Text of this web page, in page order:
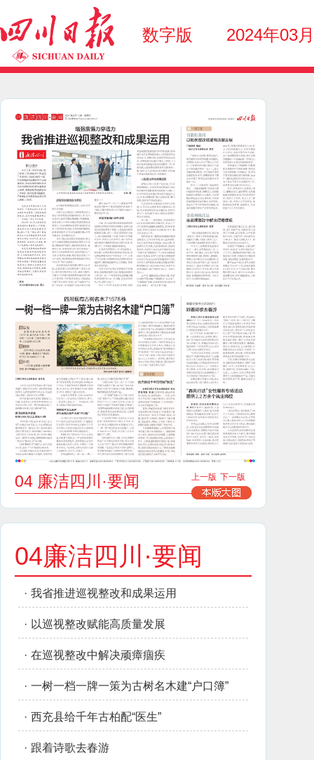
数字版 2024年03
04 廉洁四川·要闻 上一版 下一版
04廉洁四川·要闻
· 我省推进巡视整改和成果运用
· 以巡视整改赋能高质量发展
· 在巡视整改中解决顽瘴痼疾
· 一树一档一牌一策为古树名木建“户口簿”
· 西充县给千年古柏配“医生”
· 跟着诗歌去春游